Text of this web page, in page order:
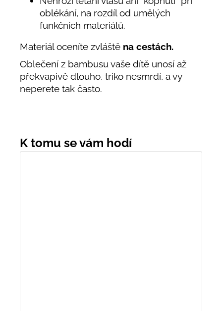
oblékání, na rozdíl od umělých
funkčních materiálů.
Materiál oceníte zvláště na cestách.
Oblečení z bambusu vaše dítě unosí až
překvapivě dlouho, triko nesmrdí, a vy
neperete tak často.